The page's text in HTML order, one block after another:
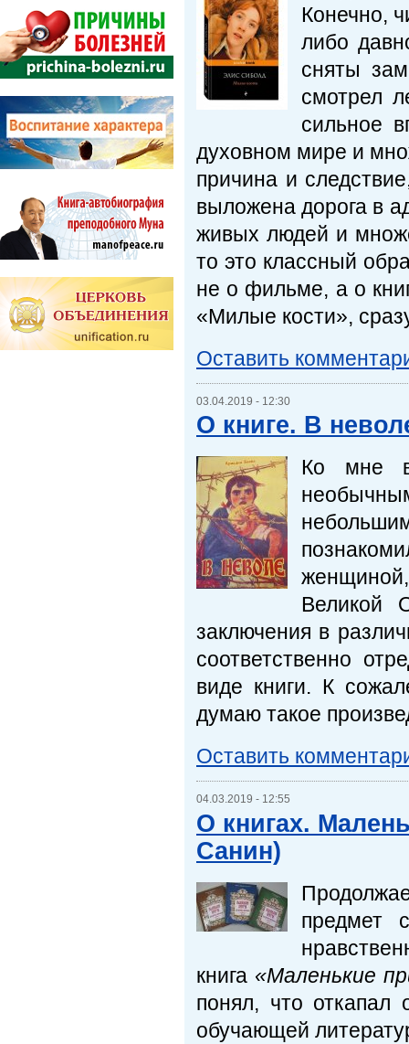
Конечно,
либо
сняты
смотрел
сильное
духовном мире и
причина и
выложена дорога в
живых людей и
то это классный
не о фильме, а о
«Милые кости»,
Оставить
03.04.2019 - 12:30
О книге. В
Ко мне в
женщиной,
Великой
заключения в
соответственно
виде книги. К
думаю такое
Оставить
04.03.2019 - 12:55
О книгах.
Санин)
предмет
книга «Маленькие
понял, что откапал
обучающей